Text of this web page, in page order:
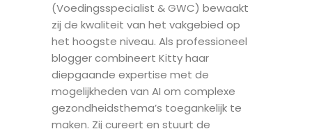
(Voedingsspecialist & GWC) bewaakt
zij de kwaliteit van het vakgebied op
het hoogste niveau. Als professioneel
blogger combineert Kitty haar
diepgaande expertise met de
mogelijkheden van AI om complexe
gezondheidsthema’s toegankelijk te
maken. Zij cureert en stuurt de